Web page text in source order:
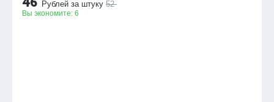
Рублей за штуку 52
Вы экономите: 6